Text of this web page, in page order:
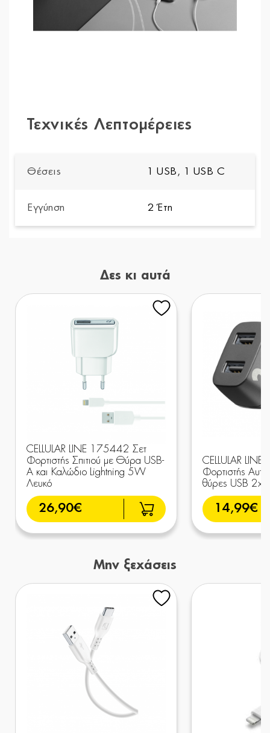
Τεχνικές Λεπτομέρειες
Θέσεις 1 USB, 1 USB C
Εγγύηση 2 Έτη
Δες κι αυτά
CELLULAR LINE 175442 Σετ
Φορτιστής Σπιτιού με Θύρα USB-
A και Καλώδιο Lightning 5W
Λευκό
26,90€
CELLULAR
Φορτιστής
θύρες USB
14,99€
Μην ξεχάσεις